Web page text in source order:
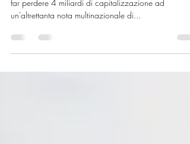
E’ bastato un gesto di un noto calciatore europeo per
un’altrettanta nota multinazionale di...